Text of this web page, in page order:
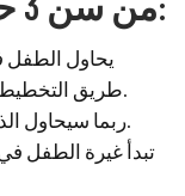
يحاول
طريق التخطيط للأنشطة وفعل جميع الأشياء بنفسه.
ربما سيحاول الذهاب للسرير بمفرده دون مساعدتك.
تبدأ غيرة الطفل